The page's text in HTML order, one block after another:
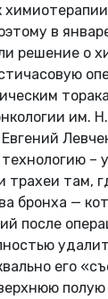
в
решение о
им.
–
трахеи там,
бронха —
после
его